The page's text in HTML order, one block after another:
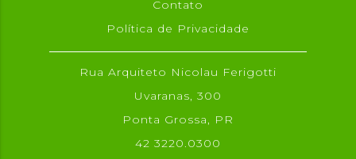
Contato
Política de Privacidade
Rua Arquiteto Nicolau Ferigotti
Uvaranas, 300
Ponta Grossa, PR
42 3220.0300